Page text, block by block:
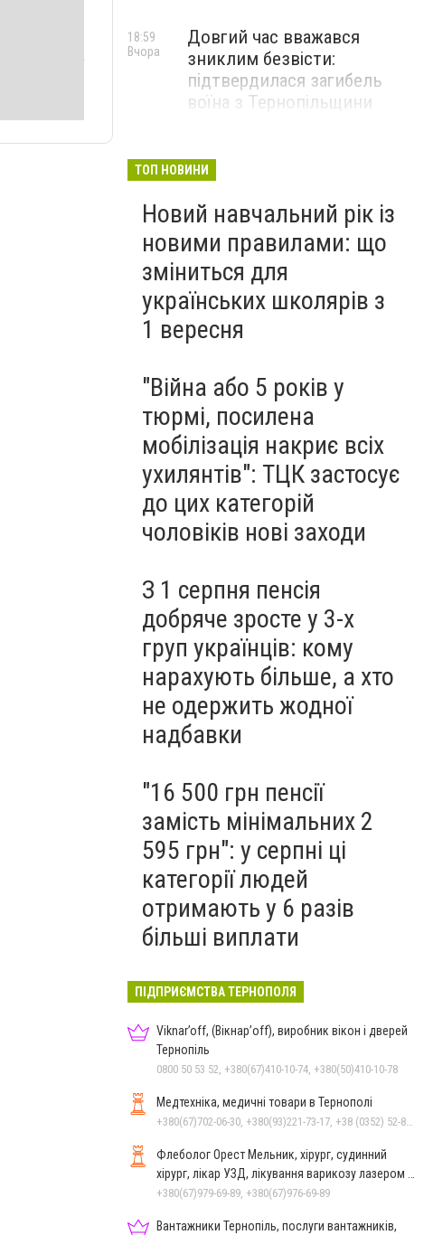
Довгий час вважався
зниклим безвісти:
підтвердилася загибель
воїна з Тернопільщини
18:59
Вчора
ці 3 знаки Зодіаку чекає
найближчі дні
Вчора
ТОП НОВИНИ
Новий навчальний рік із
новими правилами: що
зміниться для
українських школярів з
1 вересня
"Війна або 5 років у
тюрмі, посилена
мобілізація накриє всіх
ухилянтів": ТЦК застосує
до цих категорій
чоловіків нові заходи
З 1 серпня пенсія
добряче зросте у 3-х
груп українців: кому
нарахують більше, а хто
не одержить жодної
надбавки
"16 500 грн пенсії
замість мінімальних 2
595 грн": у серпні ці
категорії людей
отримають у 6 разів
більші виплати
ПІДПРИЄМСТВА ТЕРНОПОЛЯ
Viknar’off, (Вікнар’off), виробник вікон і дверей
Тернопіль
0800 50 53 52, +380(67)410-10-74, +380(50)410-10-78
Медтехніка, медичні товари в Тернополі
+380(67)702-06-30, +380(93)221-73-17, +38 (0352) 52-81-46
Флеболог Орест Мельник, хірург, судинний
хірург, лікар УЗД, лікування варикозу лазером у
Тернополі
+380(67)979-69-89, +380(67)976-69-89
Вантажники Тернопіль, послуги вантажників,